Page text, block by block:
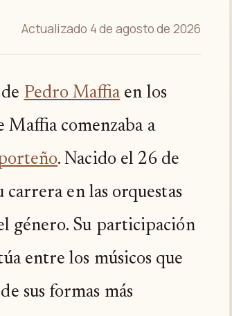
Actualizado 4 de agosto de 2026
Pedro Maffiaen los
Maffia comenzaba a
. Nacido el 26 de
en las orquestas
género. Su participación
entre los músicos que
sus formas más